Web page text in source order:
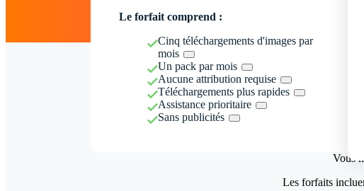
Le forfait comprend :
Cinq téléchargements d'images par
mois
Un pack par mois
Aucune attribution requise
Téléchargements plus rapides
Assistance prioritaire
Sans publicités
Vous
Les forfaits